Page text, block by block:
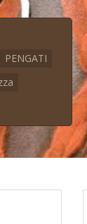
PENGATI